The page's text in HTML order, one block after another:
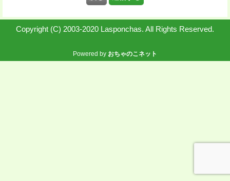
Copyright (C) 2003-2020 Lasponchas. All Rights Reserved.
Powered by おちゃのこネット